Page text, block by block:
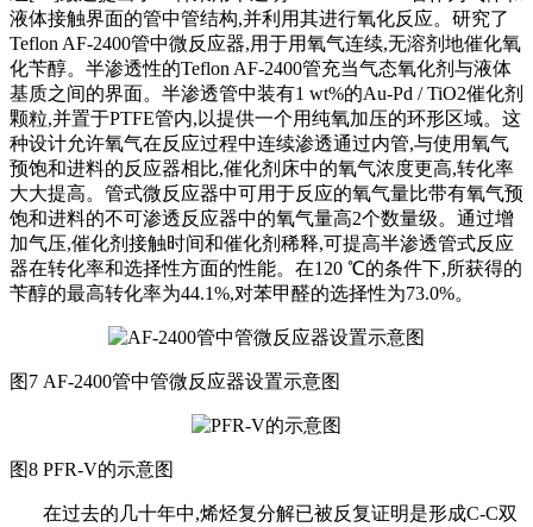
液体接触界面的管中管结构,并利用其进行氧化反应。研究了
Teflon AF-2400管中微反应器,用于用氧气连续,无溶剂地催化氧
化苄醇。半渗透性的Teflon AF-2400管充当气态氧化剂与液体
基质之间的界面。半渗透管中装有1 wt%的Au-Pd / TiO2催化剂
颗粒,并置于PTFE管内,以提供一个用纯氧加压的环形区域。这
种设计允许氧气在反应过程中连续渗透通过内管,与使用氧气
预饱和进料的反应器相比,催化剂床中的氧气浓度更高,转化率
大大提高。管式微反应器中可用于反应的氧气量比带有氧气预
饱和进料的不可渗透反应器中的氧气量高2个数量级。通过增
加气压,催化剂接触时间和催化剂稀释,可提高半渗透管式反应
器在转化率和选择性方面的性能。在120 ℃的条件下,所获得的
苄醇的最高转化率为44.1%,对苯甲醛的选择性为73.0%。
图7 AF-2400管中管微反应器设置示意图
图8 PFR-V的示意图
在过去的几十年中,烯烃复分解已被反复证明是形成C-C双